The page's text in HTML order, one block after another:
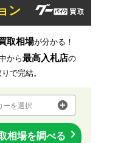
ン
取相場が分かる！
から最高入札店の
で完結。
ーを選択
相場を調べる